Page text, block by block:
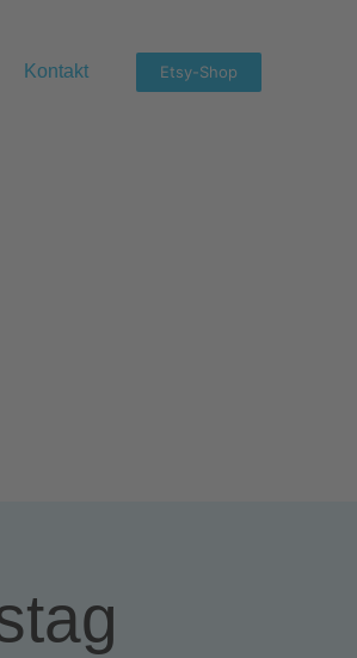
Kontakt Etsy-Shop